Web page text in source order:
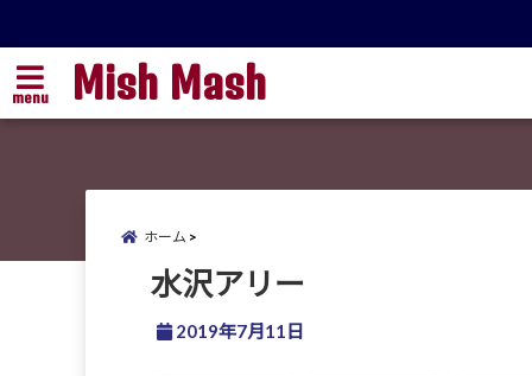
menu Mish Mash
ホーム
水沢アリー
2019年7月11日